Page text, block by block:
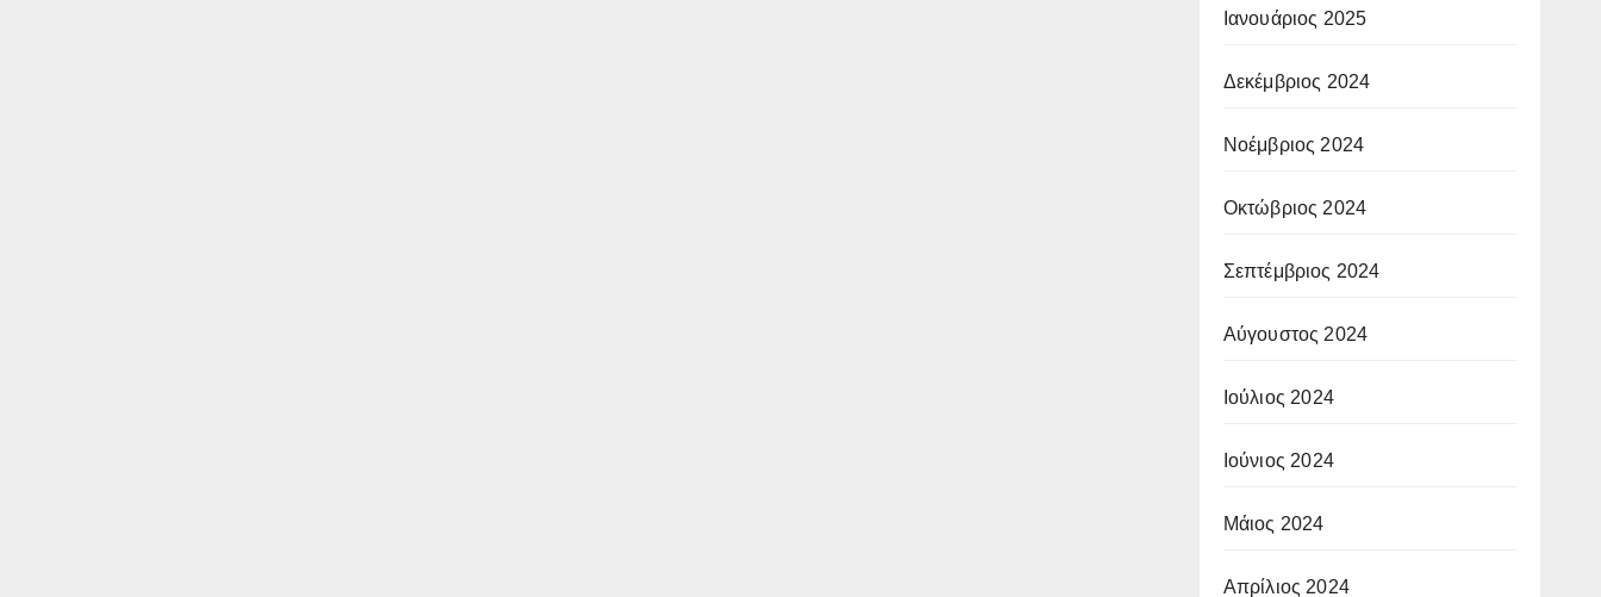
Ιανουάριος 2025
Δεκέμβριος 2024
Νοέμβριος 2024
Οκτώβριος 2024
Σεπτέμβριος 2024
Αύγουστος 2024
Ιούλιος 2024
Ιούνιος 2024
Μάιος 2024
Απρίλιος 2024